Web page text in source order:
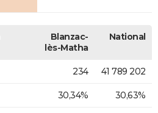
Blanzac-
lès-Matha
National
234 41 789 202
30,34% 30,63%